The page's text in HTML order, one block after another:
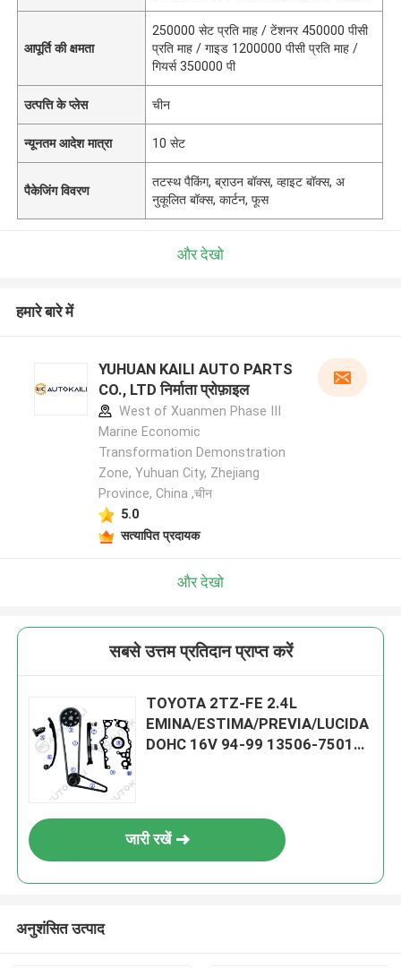
आपूर्ति की क्षमता
250000 सेट प्रति माह / टेंशनर 450000 पीसी
प्रति माह / गाइड 1200000 पीसी प्रति माह /
गियर्स 350000 पी
उत्पत्ति के प्लेस चीन
न्यूनतम आदेश मात्रा 10 सेट
पैकेजिंग विवरण
तटस्थ पैकिंग, ब्राउन बॉक्स, व्हाइट बॉक्स, अ
नुकूलित बॉक्स, कार्टन, फूस
और देखो
हमारे बारे में
YUHUAN KAILI AUTO PARTS
CO., LTD निर्माता प्रोफ़ाइल
West of Xuanmen Phase III
Marine Economic
Transformation Demonstration
Zone, Yuhuan City, Zhejiang
Province, China ,चीन
5.0
सत्यापित प्रदायक
और देखो
सबसे उत्तम प्रतिदान प्राप्त करें
TOYOTA 2TZ-FE 2.4L
EMINA/ESTIMA/PREVIA/LUCIDA
DOHC 16V 94-99 13506-75010
जारी रखें
अनुशंसित उत्पाद